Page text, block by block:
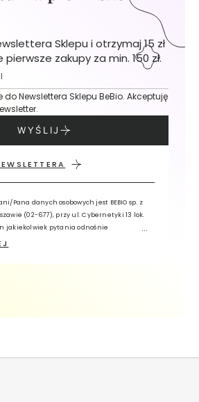
Sklepu i otrzymaj 15 zł
zakupy za min. 150 zł.
do Newslettera Sklepu BeBio. Akceptuję
WYŚLIJ
Pana danych osobowych jest BEBIO sp. z
(02-677), przy ul. Cybernetyki 13 lok.
jakiekolwiek pytania odnośnie
Pani/Pana danych, prosimy o kontakt z
na adres siedziby Administratora z